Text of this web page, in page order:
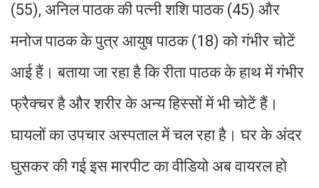
(55), अनिल पाठक की पत्नी शशि पाठक (45) और
मनोज पाठक के पुत्र आयुष पाठक (18) को गंभीर चोटें
आई हैं। बताया जा रहा है कि रीता पाठक के हाथ में गंभीर
फ्रैक्चर है और शरीर के अन्य हिस्सों में भी चोटें हैं।
घायलों का उपचार अस्पताल में चल रहा है। घर के अंदर
घुसकर की गई इस मारपीट का वीडियो अब वायरल हो